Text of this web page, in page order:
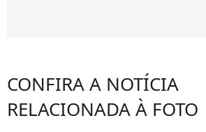
CONFIRA A NOTÍCIA
RELACIONADA À FOTO